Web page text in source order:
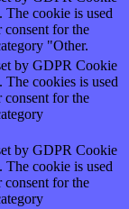
The cookie is used
consent for the
"Other.
by GDPR Cookie
The cookies is used
consent for the
by GDPR Cookie
The cookie is used
consent for the